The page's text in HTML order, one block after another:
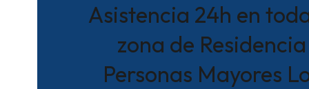
Asistencia 24h en
zona de Residencia
Personas Mayores